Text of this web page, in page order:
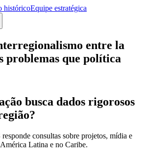
históricoEquipe estratégica
entre la
problemas que política
busca dados rigorosos
consultas sobre projetos, mídia e
Latina e no Caribe.